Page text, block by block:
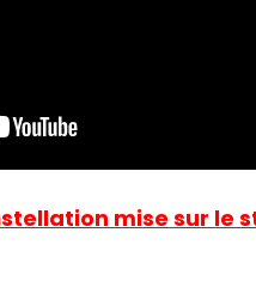
mise sur le